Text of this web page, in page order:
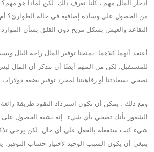
ادخار المال مهم ، كلنا نعرف ذلك. لكن لماذا هو
من الحصول على وسادة إضافية في حالة الطوارئ؟ أم
التقاعد والعيش بشكل مريح دون القلق بشأن الموارد
أعتقد أنهما كلاهما. يمنحنا توفير المال راحة البال
للمستقبل. لكن من المهم أيضًا أن تتذكر أن المال
نضحي بسعادتنا أو رفاهيتنا لمجرد توفير بضعة دولارات
ومع ذلك ، يمكن أن تكون استرداد النقود طريقة رائعة
الشعور بأنك تضحي بأي شيء. إنه يشبه الحصول على
شيء كنت ستفعله بالفعل على أي حال. لكن يرجى تذكر
ينبغي أن يكون السبب الوحيد لاختيار حساب